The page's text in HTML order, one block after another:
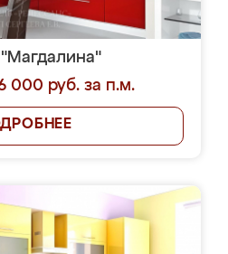
"Магдалина"
000 руб. за п.м.